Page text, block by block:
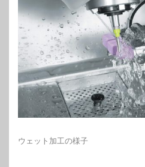
ウェット加工の様子